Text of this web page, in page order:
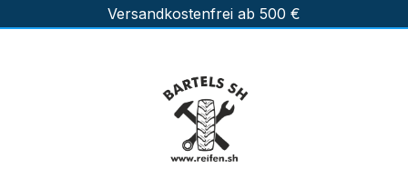
Zum Hauptinhalt springenVersandkostenfrei ab 500 €